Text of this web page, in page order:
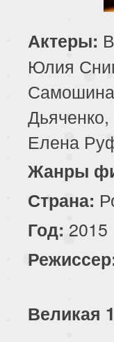
Актеры:
Юлия
Елена
Жанры
Страна:
Год: 2015
Великая